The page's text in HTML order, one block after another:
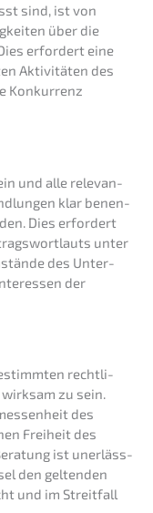
sind, ist von
über die
erfor­dert eine
Aktivi­tä­ten des
Konkur­renz
und alle relevan­
klar benen­
Dies erfor­dert
unter
des Unter­
der
recht­li­
zu sein.
des
Freiheit des
ist unerläss­
den gelten­den
und im Streit­fall